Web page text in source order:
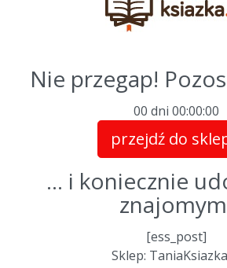
Nie przegap!
00 dni 00:00:00
przejdź do
... i koniecznie
[ess_post]
Sklep: